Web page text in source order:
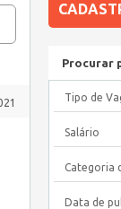
Procurar
Tipo de
Salário
Categoria
Data de